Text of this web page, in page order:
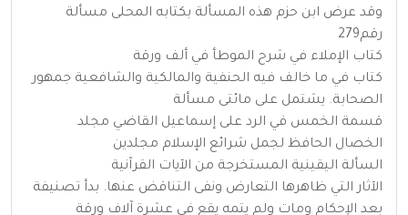
وقد عرض ابن حزم هذه المسألة بكتابه المحلى مسألة
رقم279
كتاب الإملاء في شرح الموطأ في ألف ورقة
كتاب في ما خالف فيه الحنفية والمالكية والشافعية جمهور
الصحابة. يشتمل على مائتى مسألة
قسمة الخمس في الرد على إسماعيل القاضي مجلد
الخصال الحافظ لجمل شرائع الإسلام مجلدين
السألة اليقينية المستخرجة من الآيات القرآنية
الآثار التي ظاهرها التعارض ونفى التناقض عنها. بدأ تصنيفة
بعد الإحكام ومات ولم يتمه يقع في عشرة آلاف ورقة